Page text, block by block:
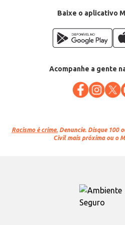
Baixe o aplicativo
Acompanhe a gente
Racismo é crime. Denuncie. Disque 100
Civil mais próxima ou o